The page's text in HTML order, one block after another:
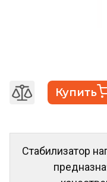
Купить
Стабилизатор